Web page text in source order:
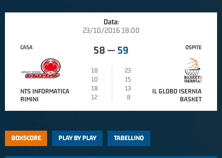
Data:
23/10/2016 18:00
CASA
NTS INFORMATICA
RIMINI
58 — 59
18
23
10
15
18
13
12
8
OSPITE
IL GLOBO ISERNIA
BASKET
BOXSCORE PLAY BY PLAY TABELLINO